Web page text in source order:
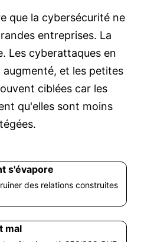
que la cybersécurité ne
entreprises. La
Les cyberattaques en
et les petites
ciblées car les
qu'elles sont moins
s'évapore
des relations construites
mal